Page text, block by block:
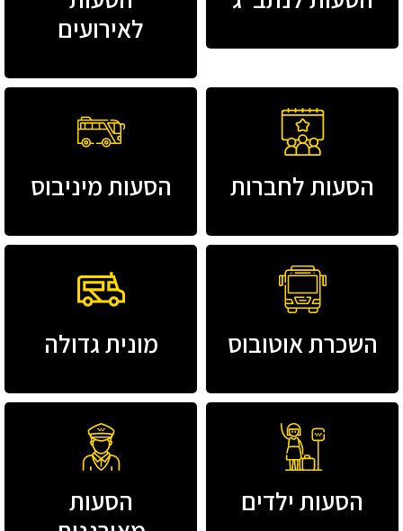
לאירועים
הסעות לחברות הסעות מיניבוס
השכרת אוטובוס מונית גדולה
הסעות ילדים
הסעות